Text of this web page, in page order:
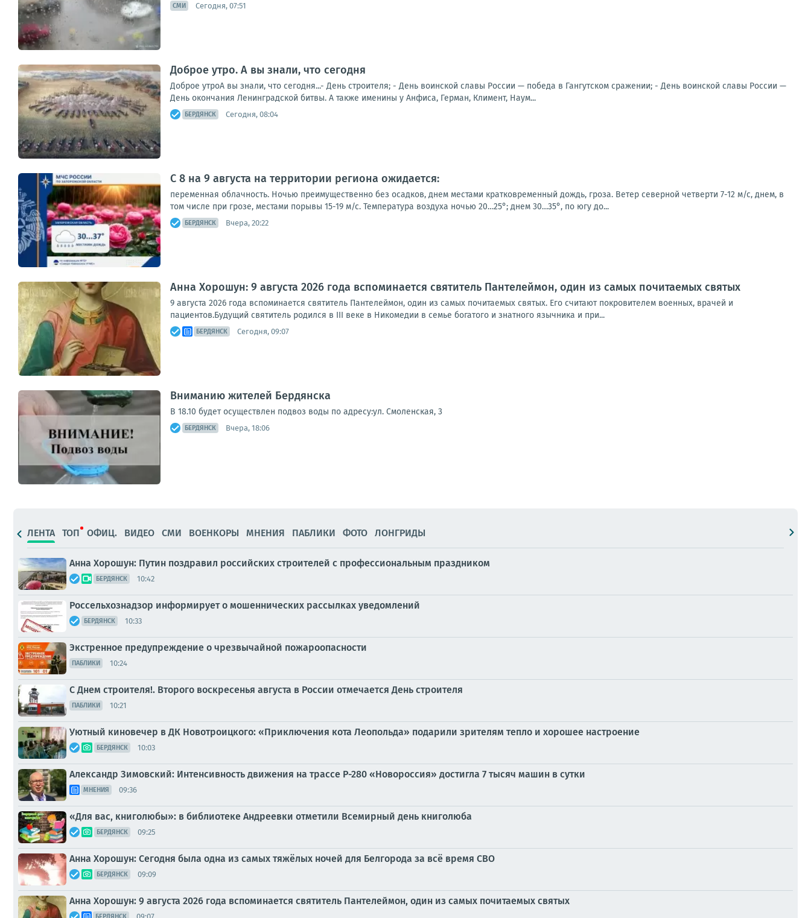
СМИ Сегодня, 07:51
Доброе утро. А вы знали, что сегодня
Доброе утроА вы знали, что сегодня...- День строителя; - День воинской славы России — победа в Гангутском сражении; - День воинской славы России —
День окончания Ленинградской битвы. А также именины у Анфиса, Герман, Климент, Наум...
БЕРДЯНСК Сегодня, 08:04
С 8 на 9 августа на территории региона ожидается:
переменная облачность. Ночью преимущественно без осадков, днем местами кратковременный дождь, гроза. Ветер северной четверти 7-12 м/с, днем, в
том числе при грозе, местами порывы 15-19 м/с. Температура воздуха ночью 20…25°; днем 30…35°, по югу до...
БЕРДЯНСК Вчера, 20:22
Анна Хорошун: 9 августа 2026 года вспоминается святитель Пантелеймон, один из самых почитаемых святых
9 августа 2026 года вспоминается святитель Пантелеймон, один из самых почитаемых святых. Его считают покровителем военных, врачей и
пациентов.Будущий святитель родился в III веке в Никомедии в семье богатого и знатного язычника и при...
БЕРДЯНСК Сегодня, 09:07
Вниманию жителей Бердянска
В 18.10 будет осуществлен подвоз воды по адресу:ул. Смоленская, 3
БЕРДЯНСК Вчера, 18:06
ЛЕНТА ТОП ОФИЦ. ВИДЕО СМИ ВОЕНКОРЫ МНЕНИЯ ПАБЛИКИ ФОТО ЛОНГРИДЫ
Анна Хорошун: Путин поздравил российских строителей с профессиональным праздником
БЕРДЯНСК 10:42
Россельхознадзор информирует о мошеннических рассылках уведомлений
БЕРДЯНСК 10:33
Экстренное предупреждение о чрезвычайной пожароопасности
ПАБЛИКИ 10:24
С Днем строителя!. Второго воскресенья августа в России отмечается День строителя
ПАБЛИКИ 10:21
Уютный киновечер в ДК Новотроицкого: «Приключения кота Леопольда» подарили зрителям тепло и хорошее настроение
БЕРДЯНСК 10:03
Александр Зимовский: Интенсивность движения на трассе Р-280 «Новороссия» достигла 7 тысяч машин в сутки
МНЕНИЯ 09:36
«Для вас, книголюбы»: в библиотеке Андреевки отметили Всемирный день книголюба
БЕРДЯНСК 09:25
Анна Хорошун: Сегодня была одна из самых тяжёлых ночей для Белгорода за всё время СВО
БЕРДЯНСК 09:09
Анна Хорошун: 9 августа 2026 года вспоминается святитель Пантелеймон, один из самых почитаемых святых
09:07